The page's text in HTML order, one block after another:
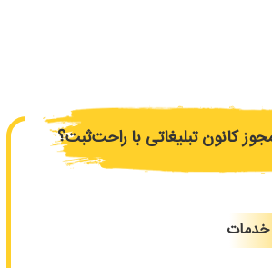
کانون تبلیغاتی با راحت‌ثبت؟